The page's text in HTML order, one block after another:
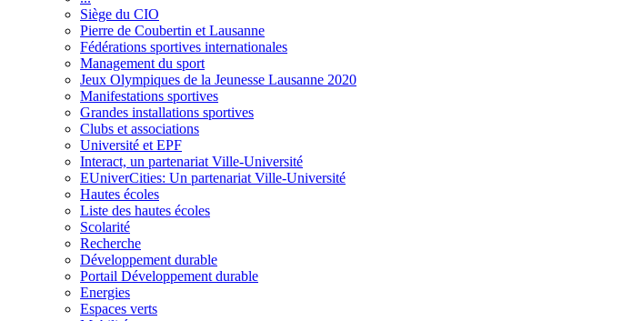
Siège du CIO
Pierre de Coubertin et Lausanne
Fédérations sportives internationales
Management du sport
Jeux Olympiques de la Jeunesse Lausanne 2020
Manifestations sportives
Grandes installations sportives
Clubs et associations
Université et EPF
Interact, un partenariat Ville-Université
EUniverCities: Un partenariat Ville-Université
Hautes écoles
Liste des hautes écoles
Scolarité
Recherche
Développement durable
Portail Développement durable
Energies
Espaces verts